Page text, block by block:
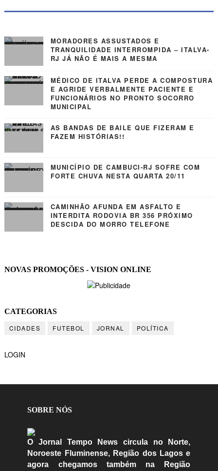
MORADORES ASSUSTADOS E
TRANQUILIDADE INTERROMPIDA – ITALVA-
RJ JÁ NÃO É MAIS A MESMA
MÉDICO DE ITALVA PERDE A COMPOSTURA
E AGRIDE VERBALMENTE PACIENTE E
FUNCIONÁRIOS NO PRONTO SOCORRO
MUNICIPAL
AS BANDAS DE BAILE QUE FIZERAM E
FAZEM HISTÓRIAS!!
MUNICÍPIO DE CAMBUCI-RJ SOFRE COM
FORTE CHUVA NESTA QUARTA 20/11
CAMINHÃO AFUNDA EM ASFALTO E
INTERDITA RODOVIA BR 356 PRÓXIMO
DESCIDA DO MORRO TELEFONE
NOVAS PROMOÇÕES - VISION ONLINE
CATEGORIAS
CIDADES
FUTEBOL JORNAL POLÍTICA
LOGIN
SOBRE NÓS
O Jornal Tempo News circula no Norte,
Noroeste Fluminense, Região dos Lagos e
agora chegamos também na Região